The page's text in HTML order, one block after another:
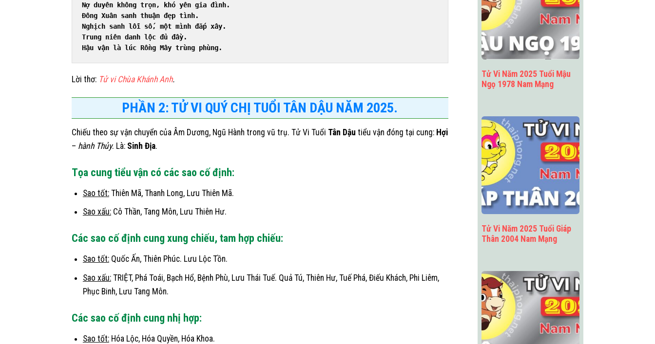
Nợ duyên không trọn, khó yên gia đình.
Đông Xuân sanh thuận đẹp tình.
Nghịch sanh lỗi số, một mình đắp xây.
Trung niên danh lộc đủ đầy.
Hậu vận là lúc Rồng Mây trùng phùng.
Lời thơ: Tử vi Chùa Khánh Anh.
PHẦN 2: TỬ VI QUÝ CHỊ TUỔI TÂN DẬU NĂM 2025.
Chiếu theo sự vận chuyển của Âm Dương, Ngũ Hành trong vũ trụ. Tử Vi Tuổi Tân Dậu tiểu vận đóng tại cung: Hợi
– hành Thủy. Là: Sinh Địa.
Tọa cung tiểu vận có các sao cố định:
Sao tốt:Thiên Mã, Thanh Long, Lưu Thiên Mã.
Sao xấu:Cô Thần, Tang Môn, Lưu Thiên Hư.
Các sao cố định cung xung chiếu, tam hợp chiếu:
Sao tốt:Quốc Ấn, Thiên Phúc. Lưu Lộc Tồn.
Sao xấu:TRIỆT, Phá Toái, Bạch Hổ, Bệnh Phù, Lưu Thái Tuế. Quả Tú, Thiên Hư, Tuế Phá, Điếu Khách, Phi Liêm,
Phục Binh, Lưu Tang Môn.
Các sao cố định cung nhị hợp:
Sao tốt:Hóa Lộc, Hóa Quyền, Hóa Khoa.
Tử Vi Năm 2025 Tuổi Mậu
Ngọ 1978 Nam Mạng
Tử Vi Năm 2025 Tuổi Giáp
Thân 2004 Nam Mạng